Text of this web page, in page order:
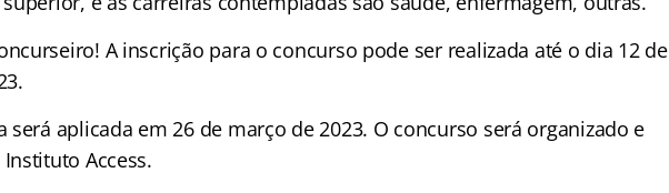
A inscrição para o concurso pode ser realizada até o dia 12 de
será aplicada em 26 de março de 2023. O concurso será organizado e
Access.